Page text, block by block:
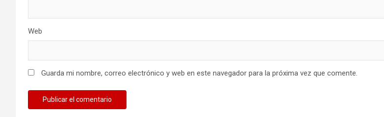
Web
Guarda mi nombre, correo electrónico y web en este navegador para la próxima vez que comente.